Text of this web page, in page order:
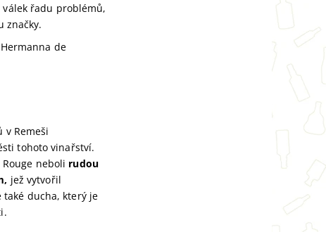
válek řadu problémů,
značky.
de
v Remeši
tohoto vinařství.
neboli rudou
jež vytvořil
také ducha, který je